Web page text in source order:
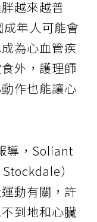
越來越普
年人可能會
為心血管疾
外，護理師
作也能讓心
導，Soliant
）
動有關，許
到地和心臟